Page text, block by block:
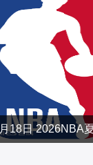
18日 2026NBA